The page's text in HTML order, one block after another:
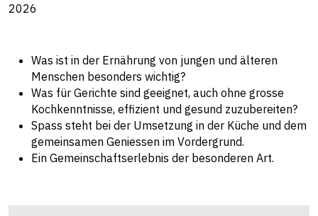
2026
Was ist in der Ernährung von jungen und älteren
Menschen besonders wichtig?
Was für Gerichte sind geeignet, auch ohne grosse
Kochkenntnisse, effizient und gesund zuzubereiten?
Spass steht bei der Umsetzung in der Küche und dem
gemeinsamen Geniessen im Vordergrund.
Ein Gemeinschaftserlebnis der besonderen Art.